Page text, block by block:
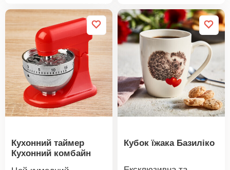
Кераміка. Блакитний
колір.
всьому, незалежно від
події. Має 2 режими
освітлення:
безперервне та
миготливе світло.
Живлення від сонячної
енергії. 20 світлодіодів
з теплим білим
світлом та квітами. З
Також для особливих
Кухонний таймер
Кухонний комбайн
Кубок їжака Базиліко